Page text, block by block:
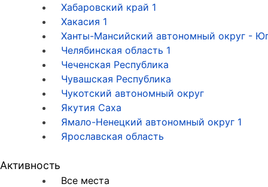
Хабаровский край 1
Хакасия 1
Ханты-Мансийский автономный округ -
Челябинская область 1
Чеченская Республика
Чувашская Республика
Чукотский автономный округ
Якутия Саха
Ямало-Ненецкий автономный округ 1
Ярославская область
Активность
Все места